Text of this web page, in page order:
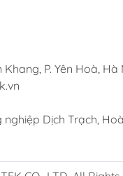
Lập trình nhúng,
P. Yên Hoà, Hà
Dịch Trạch,